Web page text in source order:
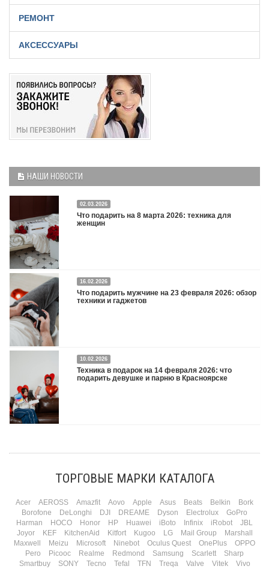
РЕМОНТ
АКСЕССУАРЫ
НАШИ НОВОСТИ
02.03.2026
Что подарить на 8 марта 2026: техника для
женщин
Что подарить на 8 марта 2026: техника для женщин
16.02.2026
Что подарить мужчине на 23 февраля 2026: обзор
техники и гаджетов
Двадцать третье февраля — праздник, на который мужчины делают вид, что им
все равно. А потом три дня рассказывают коллегам, какую колонку / приставку /
камеру им подарили. Не верьте словам — верьте глазам, которые загораются
при виде новой коробки.
10.02.2026
Техника в подарок на 14 февраля 2026: что
подарить девушке и парню в Красноярске
марта — контрольный выстрел по кошельку. Начнем с первого — потому что он
ТОРГОВЫЕ МАРКИ КАТАЛОГА
Acer AEROSS Amazfit Aovo Apple Asus Beats Belkin
Bork
Borofone
DeLonghi DJI DREAME Dyson Electrolux
GoPro
Harman
HOCO Honor HP Huawei iBoto Infinix iRobot
JBL
Joyor
KEF KitchenAid Kitfort Kugoo LG Mail Group
Marshall
Maxwell
Meizu Microsoft Ninebot Oculus Quest OnePlus
OPPO
Pero
Picooc Realme Redmond Samsung Scarlett
Sharp
Smartbuy
SONY Tecno Tefal TFN Treqa Valve Vitek
Vivo